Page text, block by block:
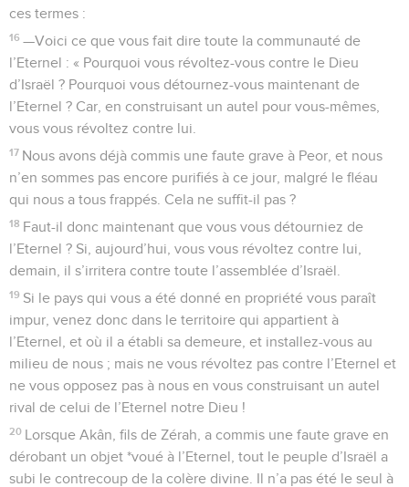
ces termes :
16 —Voici ce que vous fait dire toute la communauté de
l’Eternel : « Pourquoi vous révoltez-vous contre le Dieu
d’Israël ? Pourquoi vous détournez-vous maintenant de
l’Eternel ? Car, en construisant un autel pour vous-mêmes,
vous vous révoltez contre lui.
17 Nous avons déjà commis une faute grave à Peor, et nous
n’en sommes pas encore purifiés à ce jour, malgré le fléau
qui nous a tous frappés. Cela ne suffit-il pas ?
18 Faut-il donc maintenant que vous vous détourniez de
l’Eternel ? Si, aujourd’hui, vous vous révoltez contre lui,
demain, il s’irritera contre toute l’assemblée d’Israël.
19 Si le pays qui vous a été donné en propriété vous paraît
impur, venez donc dans le territoire qui appartient à
l’Eternel, et où il a établi sa demeure, et installez-vous au
milieu de nous ; mais ne vous révoltez pas contre l’Eternel et
ne vous opposez pas à nous en vous construisant un autel
rival de celui de l’Eternel notre Dieu !
20 Lorsque Akân, fils de Zérah, a commis une faute grave en
dérobant un objet *voué à l’Eternel, tout le peuple d’Israël a
subi le contrecoup de la colère divine. Il n’a pas été le seul à